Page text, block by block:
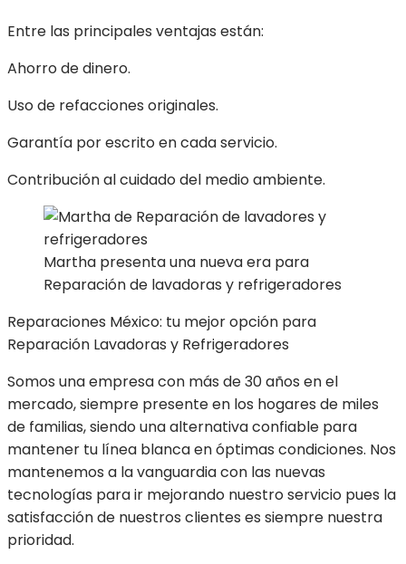
Entre las principales ventajas están:
Ahorro de dinero.
Uso de refacciones originales.
Garantía por escrito en cada servicio.
Contribución al cuidado del medio ambiente.
Martha presenta una nueva era para
Reparación de lavadoras y refrigeradores
Reparaciones México: tu mejor opción para
Reparación Lavadoras y Refrigeradores
Somos una empresa con más de 30 años en el
mercado, siempre presente en los hogares de miles
de familias, siendo una alternativa confiable para
mantener tu línea blanca en óptimas condiciones. Nos
mantenemos a la vanguardia con las nuevas
tecnologías para ir mejorando nuestro servicio pues la
satisfacción de nuestros clientes es siempre nuestra
prioridad.